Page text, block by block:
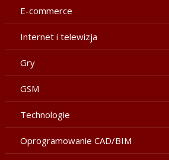
E-commerce
Internet i telewizja
Gry
GSM
Technologie
Oprogramowanie CAD/BIM